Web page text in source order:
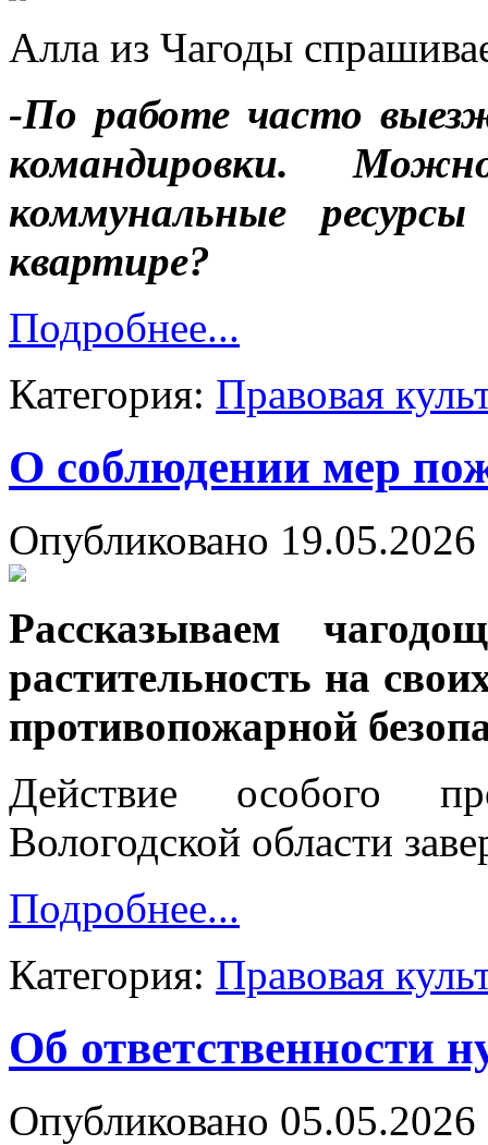
Алла из Чагоды
-По работе часто
командировки.
коммунальные
квартире?
Подробнее...
Категория: Правовая
О соблюдении мер
Опубликовано
Рассказываем
растительность на
противопожарной
Действие особого
Вологодской области
Подробнее...
Категория: Правовая
Об ответственности
Опубликовано